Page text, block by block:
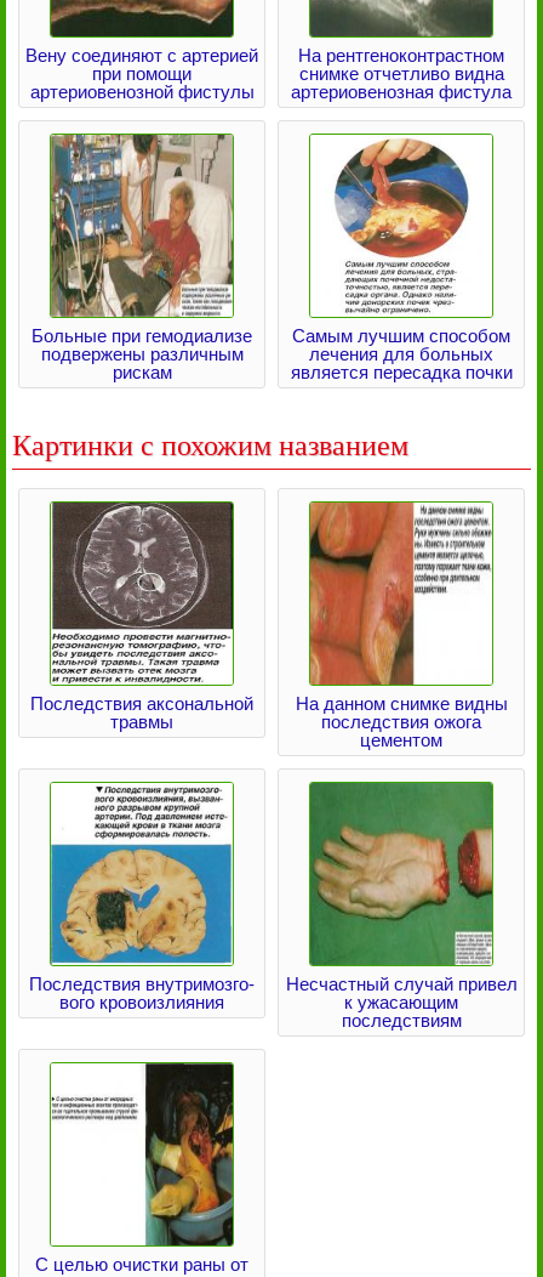
Вену соединяют с артерией
при помощи
артериовенозной фистулы
На рентгеноконтрастном
снимке отчетливо видна
артериовенозная фистула
Больные при гемодиализе
подвержены различным
рискам
Самым лучшим способом
лечения для больных
является пересадка почки
Картинки с похожим названием
Последствия аксональной
травмы
На данном снимке видны
последствия ожога
цементом
Последствия внутримозго-
вого кровоизлияния
Несчастный случай привел
к ужасающим
последствиям
С целью очистки раны от